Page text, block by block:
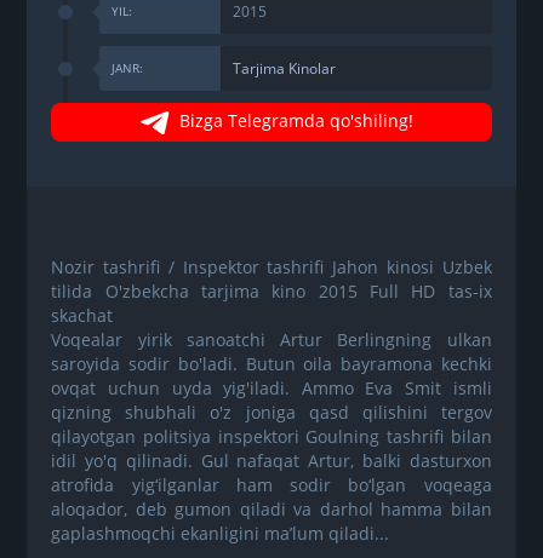
YIL: 2015
JANR: Tarjima Kinolar
Bizga Telegramda qo'shiling!
Nozir tashrifi / Inspektor tashrifi Jahon kinosi Uzbek
tilida O'zbekcha tarjima kino 2015 Full HD tas-ix
skachat
Voqealar yirik sanoatchi Artur Berlingning ulkan
saroyida sodir bo'ladi. Butun oila bayramona kechki
ovqat uchun uyda yig'iladi. Ammo Eva Smit ismli
qizning shubhali o'z joniga qasd qilishini tergov
qilayotgan politsiya inspektori Goulning tashrifi bilan
idil yo'q qilinadi. Gul nafaqat Artur, balki dasturxon
atrofida yig‘ilganlar ham sodir bo‘lgan voqeaga
aloqador, deb gumon qiladi va darhol hamma bilan
gaplashmoqchi ekanligini ma’lum qiladi...